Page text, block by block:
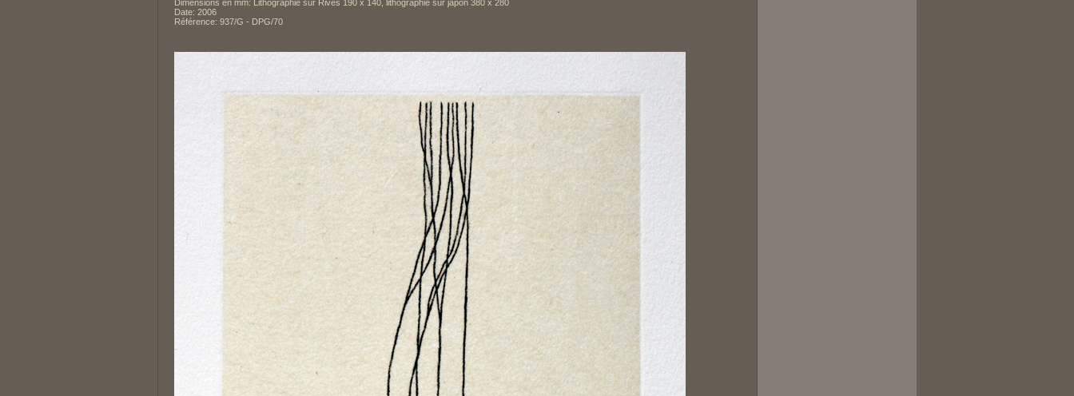
Dimensions en mm: Lithographie sur Rives 190 x 140, lithographie sur japon 380 x 280
Date: 2006
Référence: 937/G - DPG/70